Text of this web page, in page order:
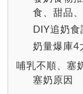
食、甜品
DIY追奶食
奶量爆庫4
哺乳不順、塞
塞奶原因